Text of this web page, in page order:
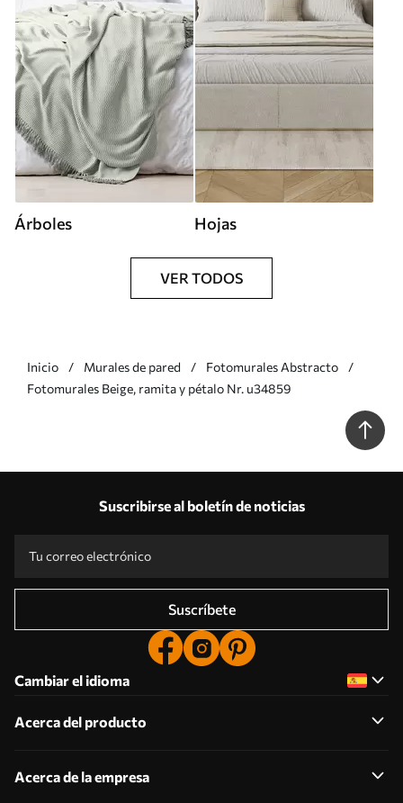
Árboles Hojas
VER TODOS
Inicio Murales de pared
Fotomurales Abstracto
Fotomurales Beige, ramita y pétalo Nr. u34859
Suscribirse al boletín de noticias
Suscríbete
Cambiar el idioma
Acerca del producto
Acerca de la empresa